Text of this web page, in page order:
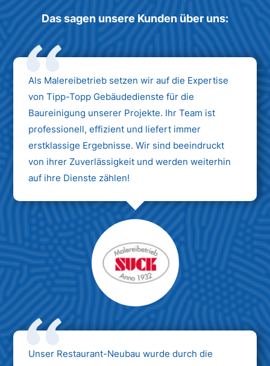
Das sagen unsere Kunden über uns:
Als Malereibetrieb setzen wir auf die Expertise
von Tipp-Topp Gebäudedienste für die
Baureinigung unserer Projekte. Ihr Team ist
professionell, effizient und liefert immer
erstklassige Ergebnisse. Wir sind beeindruckt
von ihrer Zuverlässigkeit und werden weiterhin
auf ihre Dienste zählen!
Unser Restaurant-Neubau wurde durch die